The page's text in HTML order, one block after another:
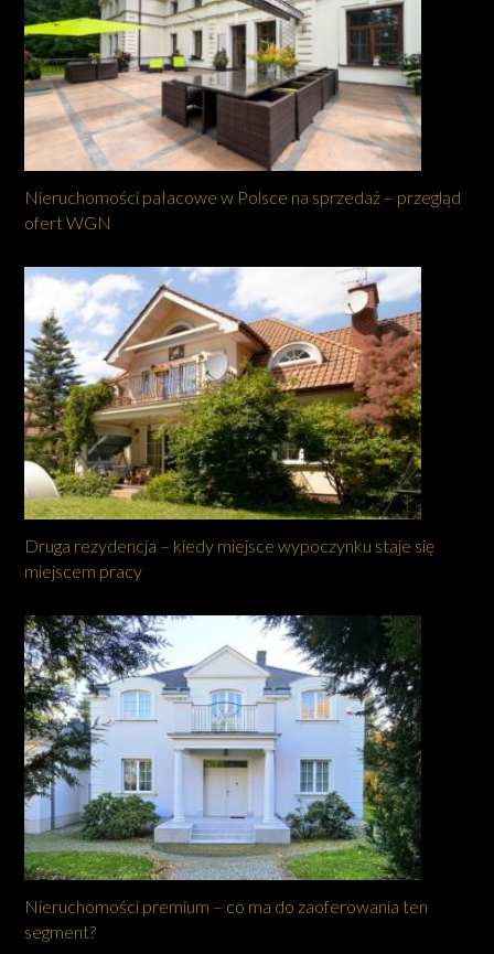
Nieruchomości pałacowe w Polsce na sprzedaż – przegląd
ofert WGN
Druga rezydencja – kiedy miejsce wypoczynku staje się
miejscem pracy
Nieruchomości premium – co ma do zaoferowania ten
segment?